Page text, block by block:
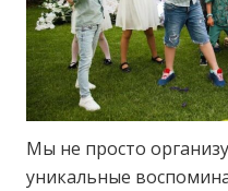
Мы не просто
уникальные